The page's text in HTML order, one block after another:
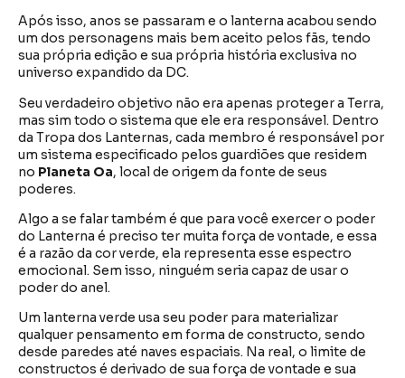
Após isso, anos se passaram e o lanterna acabou sendo
um dos personagens mais bem aceito pelos fãs, tendo
sua própria edição e sua própria história exclusiva no
universo expandido da DC.
Seu verdadeiro objetivo não era apenas proteger a Terra,
mas sim todo o sistema que ele era responsável. Dentro
da Tropa dos Lanternas, cada membro é responsável por
um sistema especificado pelos guardiões que residem
no Planeta Oa, local de origem da fonte de seus
poderes.
Algo a se falar também é que para você exercer o poder
do Lanterna é preciso ter muita força de vontade, e essa
é a razão da cor verde, ela representa esse espectro
emocional. Sem isso, ninguém seria capaz de usar o
poder do anel.
Um lanterna verde usa seu poder para materializar
qualquer pensamento em forma de constructo, sendo
desde paredes até naves espaciais. Na real, o limite de
constructos é derivado de sua força de vontade e sua